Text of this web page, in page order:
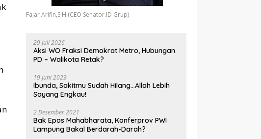
Fajar Arifin,S.H (CEO Senator.ID Grup)
29 Juli 2026
Aksi WO Fraksi Demokrat Metro, Hubungan
PD – Walikota Retak?
19 Juni 2023
Ibunda, Sakitmu Sudah Hilang…Allah Lebih
Sayang Engkau!
2 Desember 2021
Bak Epos Mahabharata, Konferprov PWI
Lampung Bakal Berdarah-Darah?